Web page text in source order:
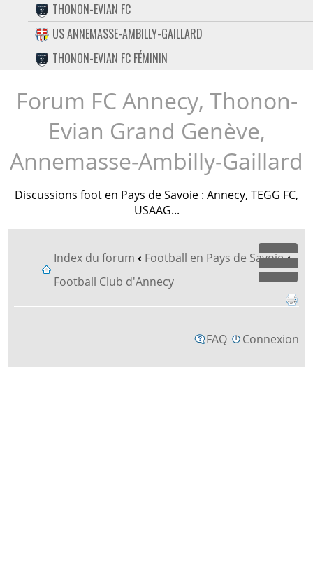
CONTACT
FACEBOOK
TWITTER
INSTAGRAM
THONON-EVIAN FC
US ANNEMASSE-AMBILLY-GAILLARD
THONON-EVIAN FC FÉMININ
Forum FC Annecy, Thonon-
Evian Grand Genève,
Annemasse-Ambilly-Gaillard
Discussions foot en Pays de Savoie : Annecy, TEGG FC,
USAAG...
Index du forum ‹ Football en Pays de Savoie‹
Football Club d'Annecy
FAQ Connexion